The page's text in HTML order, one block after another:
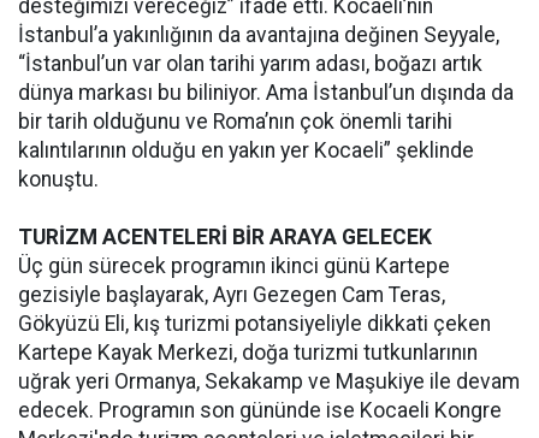
desteğimizi vereceğiz” ifade etti. Kocaeli’nin
İstanbul’a yakınlığının da avantajına değinen Seyyale,
“İstanbul’un var olan tarihi yarım adası, boğazı artık
dünya markası bu biliniyor. Ama İstanbul’un dışında da
bir tarih olduğunu ve Roma’nın çok önemli tarihi
kalıntılarının olduğu en yakın yer Kocaeli” şeklinde
konuştu.
TURİZM ACENTELERİ BİR ARAYA GELECEK
Üç gün sürecek programın ikinci günü Kartepe
gezisiyle başlayarak, Ayrı Gezegen Cam Teras,
Gökyüzü Eli, kış turizmi potansiyeliyle dikkati çeken
Kartepe Kayak Merkezi, doğa turizmi tutkunlarının
uğrak yeri Ormanya, Sekakamp ve Maşukiye ile devam
edecek. Programın son gününde ise Kocaeli Kongre